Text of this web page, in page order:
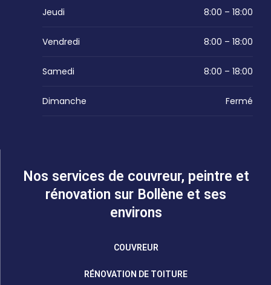
Jeudi 8:00 – 18:00
Vendredi 8:00 – 18:00
Samedi 8:00 – 18:00
Dimanche Fermé
Nos services de couvreur, peintre et
rénovation sur Bollène et ses
environs
COUVREUR
RÉNOVATION DE TOITURE